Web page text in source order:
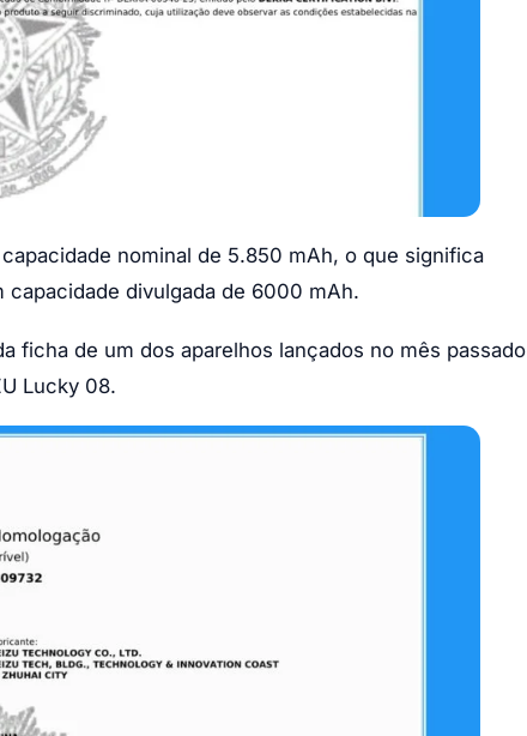
nominal de 5.850 mAh, o que significa
divulgada de 6000 mAh.
ficha de um dos aparelhos lançados no mês passado
Lucky 08.